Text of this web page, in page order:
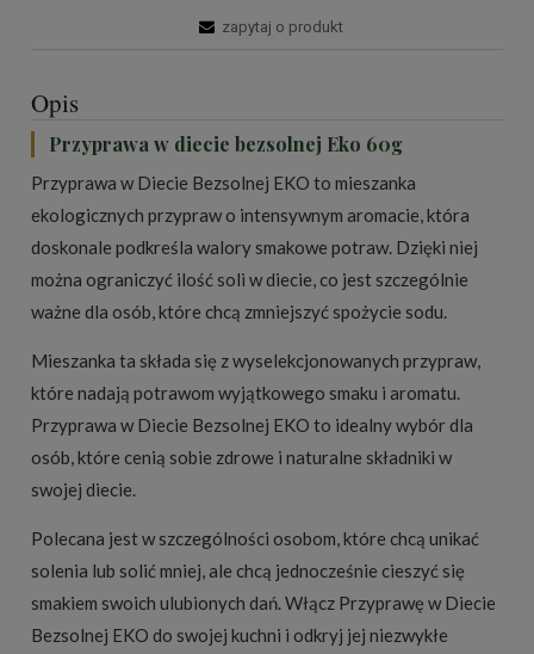
zapytaj o produkt
Opis
Przyprawa w diecie bezsolnej Eko 60g
Przyprawa w Diecie Bezsolnej EKO to mieszanka
ekologicznych przypraw o intensywnym aromacie, która
doskonale podkreśla walory smakowe potraw. Dzięki niej
można ograniczyć ilość soli w diecie, co jest szczególnie
ważne dla osób, które chcą zmniejszyć spożycie sodu.
Mieszanka ta składa się z wyselekcjonowanych przypraw,
które nadają potrawom wyjątkowego smaku i aromatu.
Przyprawa w Diecie Bezsolnej EKO to idealny wybór dla
osób, które cenią sobie zdrowe i naturalne składniki w
swojej diecie.
Polecana jest w szczególności osobom, które chcą unikać
solenia lub solić mniej, ale chcą jednocześnie cieszyć się
smakiem swoich ulubionych dań. Włącz Przyprawę w Diecie
Bezsolnej EKO do swojej kuchni i odkryj jej niezwykłe